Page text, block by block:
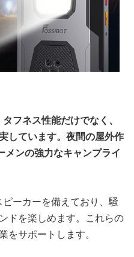
フネス性能だけでなく、
しています。夜間の屋外作
メンの強力なキャンプライ
ーカーを備えており、騒
ドを楽しめます。これらの
をサポートします。